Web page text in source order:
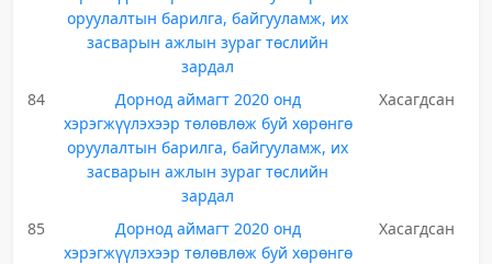
оруулалтын барилга, байгууламж, их
засварын ажлын зураг төслийн
зардал
84
Дорнод аймагт 2020 онд
хэрэгжүүлэхээр төлөвлөж буй хөрөнгө
оруулалтын барилга, байгууламж, их
засварын ажлын зураг төслийн
зардал
Хасагдсан
85
Дорнод аймагт 2020 онд
хэрэгжүүлэхээр төлөвлөж буй хөрөнгө
Хасагдсан